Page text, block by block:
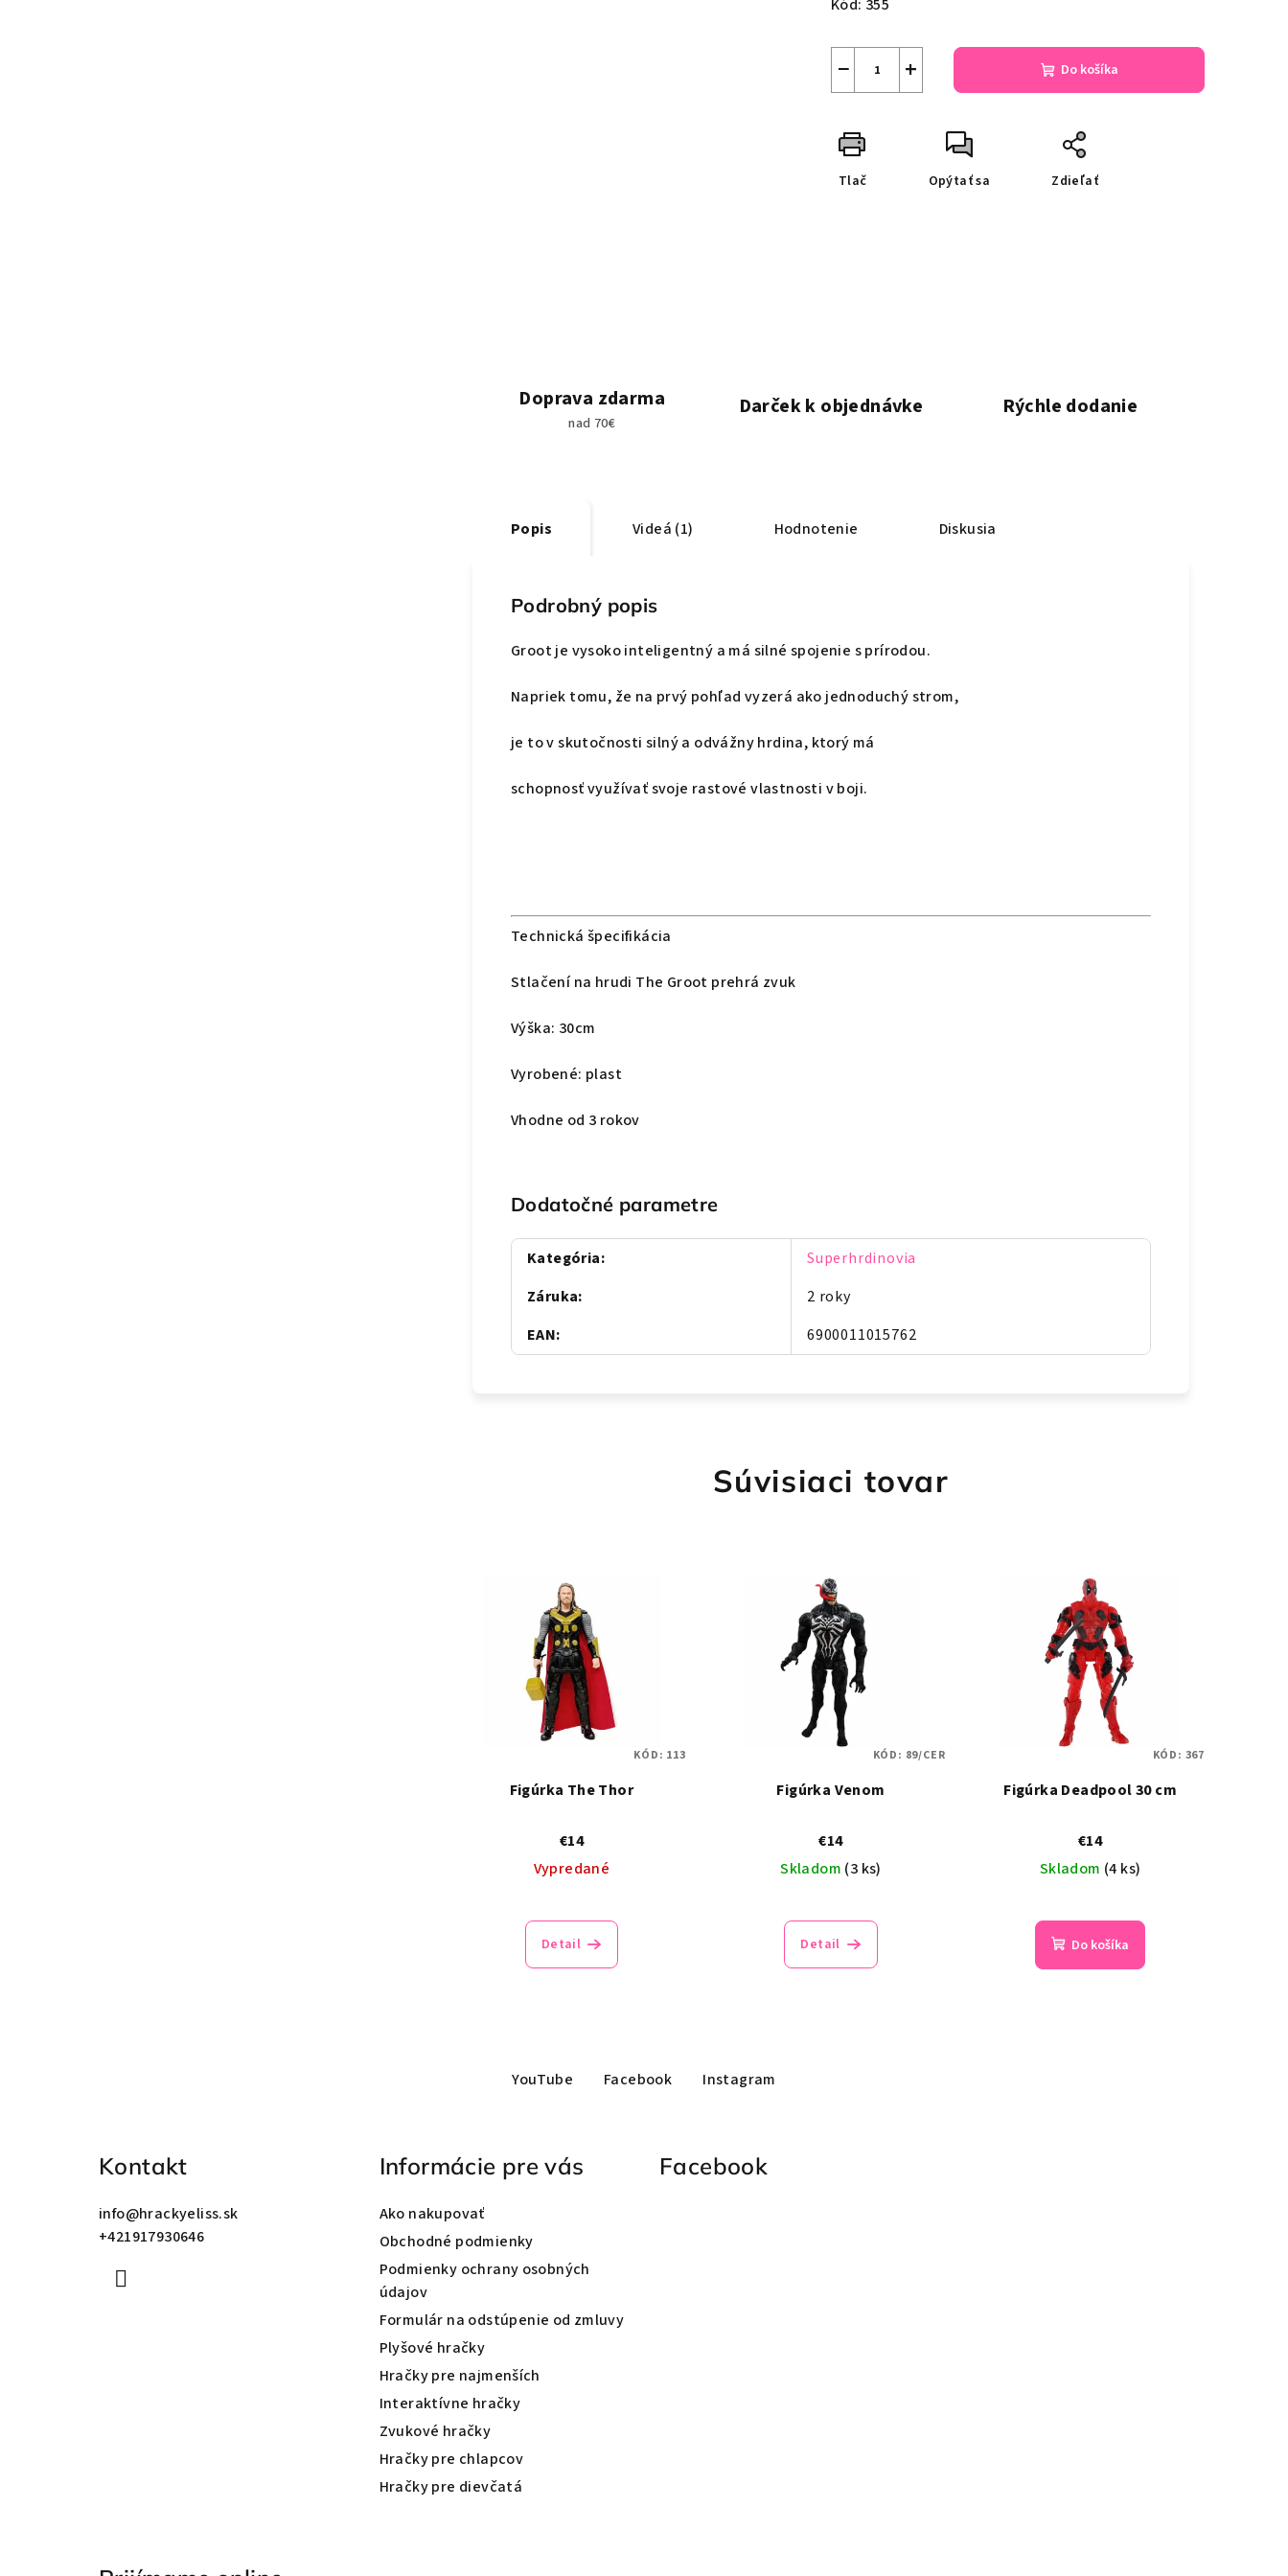
Kód: 355
+
− Do košíka
Tlač Opýtať sa Zdieľať
Doprava zdarma
nad 70€
Darček k objednávke Rýchle dodanie
Popis Videá (1) Hodnotenie Diskusia
Podrobný popis
Groot je vysoko inteligentný a má silné spojenie s prírodou.
Napriek tomu, že na prvý pohľad vyzerá ako jednoduchý strom,
je to v skutočnosti silný a odvážny hrdina, ktorý má
schopnosť využívať svoje rastové vlastnosti v boji.
Technická špecifikácia
Stlačení na hrudi The Groot prehrá zvuk
Výška: 30cm
Vyrobené: plast
Vhodne od 3 rokov
Dodatočné parametre
Kategória:
Superhrdinovia
Záruka:
2 roky
EAN: 6900011015762
Súvisiaci tovar
Figúrka The Thor
€14
Vypredané
Detail
KÓD: 113
Figúrka Venom
€14
Skladom (3 ks)
Detail
KÓD: 89/CER
Figúrka Deadpool 30 cm
€14
Skladom (4 ks)
hodnotenie
produktu
je
Do košíka
KÓD: 367
YouTube Facebook Instagram
Kontakt
info@hrackyeliss.sk
+421917930646
Informácie pre vás
Ako nakupovať
Obchodné podmienky
Podmienky ochrany osobných
údajov
Formulár na odstúpenie od zmluvy
Plyšové hračky
Hračky pre najmenších
Interaktívne hračky
Zvukové hračky
Hračky pre chlapcov
Hračky pre dievčatá
Facebook